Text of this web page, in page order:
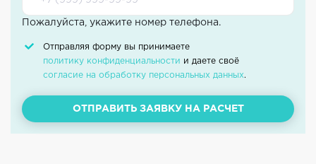
Пожалуйста, укажите номер телефона.
Отправляя форму вы принимаете
политику конфиденциальности и даете своё
согласие на обработку персональных данных.
ОТПРАВИТЬ ЗАЯВКУ НА РАСЧЕТ